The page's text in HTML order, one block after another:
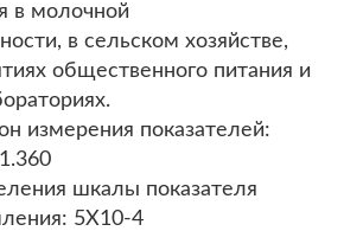
в молочной
в сельском хозяйстве,
общественного питания и
измерения показателей:
шкалы показателя
5X10-4